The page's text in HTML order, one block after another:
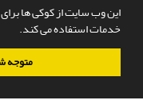
این وب سایت از کوکی ها برای
خدمات استفاده می کند.
متوجه
سامانه مدیریت نشریات